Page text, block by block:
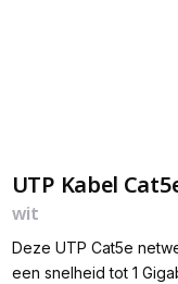
UTP Kabel
wit
Deze UTP Cat5e
een snelheid tot 1